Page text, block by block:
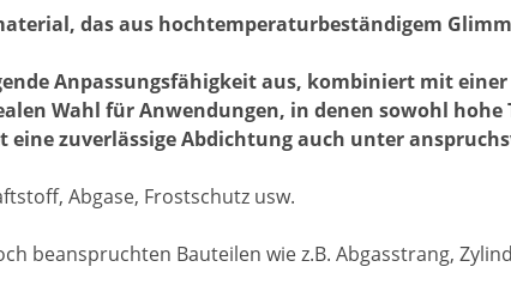
das aus hochtemperaturbeständigem
Anpassungsfähigkeit aus, kombiniert mit
Wahl für Anwendungen, in denen sowohl
zuverlässige Abdichtung auch unter
Abgase, Frostschutz usw.
beanspruchten Bauteilen wie z.B. Abgasstrang,